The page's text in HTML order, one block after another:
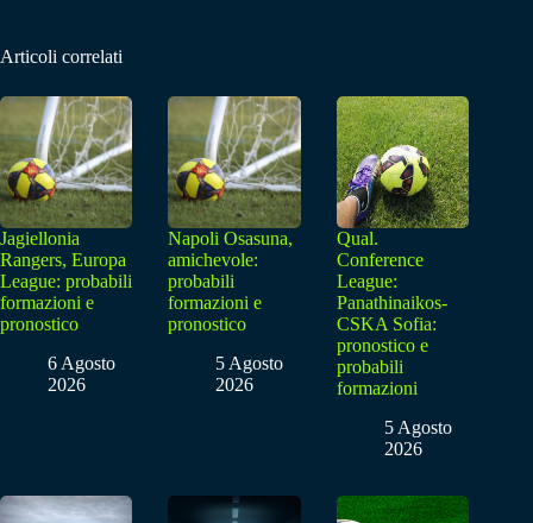
Articoli correlati
Jagiellonia
Rangers, Europa
League: probabili
formazioni e
pronostico
6 Agosto
2026
Napoli Osasuna,
amichevole:
probabili
formazioni e
pronostico
5 Agosto
2026
Qual.
Conference
League:
Panathinaikos-
CSKA Sofia:
pronostico e
probabili
formazioni
5 Agosto
2026